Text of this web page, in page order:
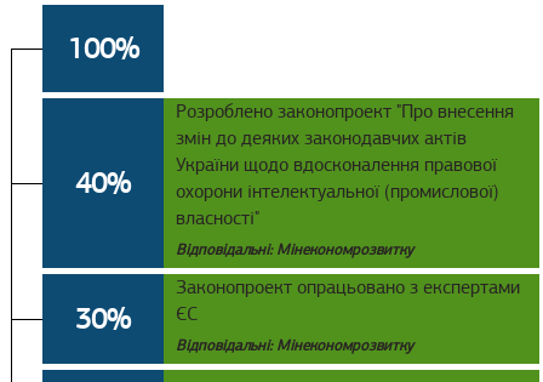
100%
40%
Розроблено законопроект "Про внесення
змін до деяких законодавчих актів
України щодо вдосконалення правової
охорони інтелектуальної (промислової)
власності"
Відповідальні: Мінекономрозвитку
30%
Законопроект опрацьовано з експертами
ЄС
Відповідальні: Мінекономрозвитку